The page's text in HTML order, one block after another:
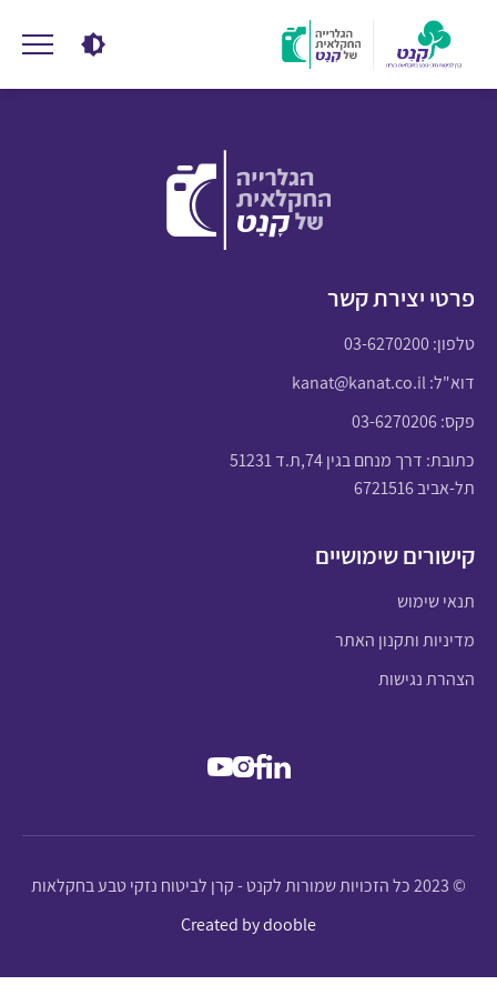
פרטי יצירת קשר
טלפון:03-6270200
דוא"ל:kanat@kanat.co.il
פקס: 03-6270206
כתובת: דרך מנחם בגין 74,ת.ד 51231
תל-אביב 6721516
קישורים שימושיים
תנאי שימוש
מדיניות ותקנון האתר
הצהרת נגישות
© 2023 כל הזכויות שמורות לקנט - קרן לביטוח נזקי טבע בחקלאות
Created by dooble